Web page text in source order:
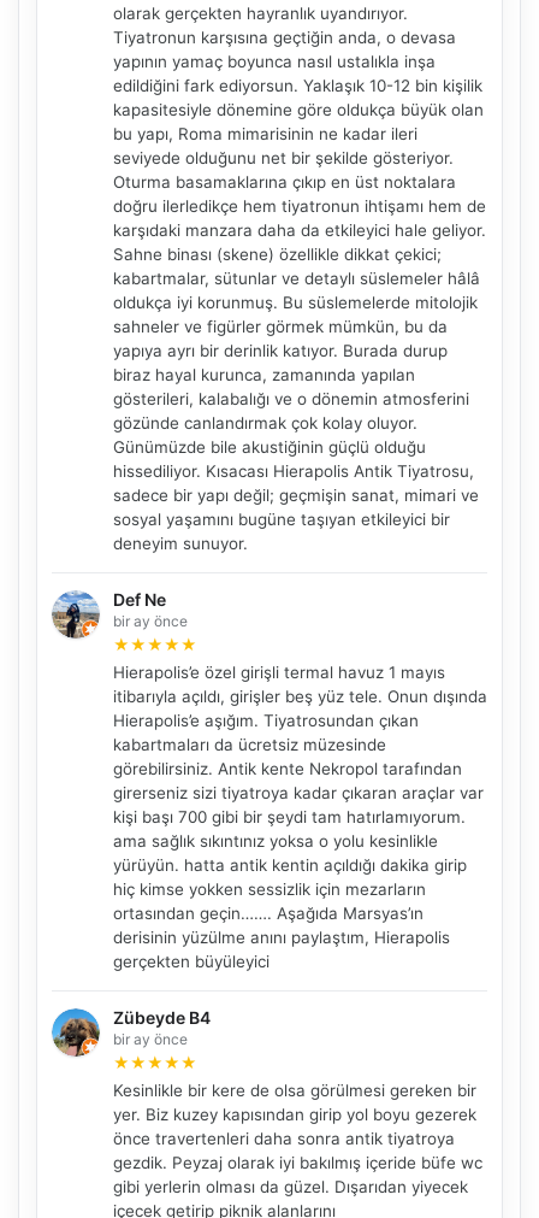
olarak gerçekten hayranlık uyandırıyor.
Tiyatronun karşısına geçtiğin anda, o devasa
yapının yamaç boyunca nasıl ustalıkla inşa
edildiğini fark ediyorsun. Yaklaşık 10-12 bin kişilik
kapasitesiyle dönemine göre oldukça büyük olan
bu yapı, Roma mimarisinin ne kadar ileri
seviyede olduğunu net bir şekilde gösteriyor.
Oturma basamaklarına çıkıp en üst noktalara
doğru ilerledikçe hem tiyatronun ihtişamı hem de
karşıdaki manzara daha da etkileyici hale geliyor.
Sahne binası (skene) özellikle dikkat çekici;
kabartmalar, sütunlar ve detaylı süslemeler hâlâ
oldukça iyi korunmuş. Bu süslemelerde mitolojik
sahneler ve figürler görmek mümkün, bu da
yapıya ayrı bir derinlik katıyor. Burada durup
biraz hayal kurunca, zamanında yapılan
gösterileri, kalabalığı ve o dönemin atmosferini
gözünde canlandırmak çok kolay oluyor.
Günümüzde bile akustiğinin güçlü olduğu
hissediliyor. Kısacası Hierapolis Antik Tiyatrosu,
sadece bir yapı değil; geçmişin sanat, mimari ve
sosyal yaşamını bugüne taşıyan etkileyici bir
deneyim sunuyor.
Def Ne
bir ay önce
★★★★★
Hierapolis’e özel girişli termal havuz 1 mayıs
itibarıyla açıldı, girişler beş yüz tele. Onun dışında
Hierapolis’e aşığım. Tiyatrosundan çıkan
kabartmaları da ücretsiz müzesinde
görebilirsiniz. Antik kente Nekropol tarafından
girerseniz sizi tiyatroya kadar çıkaran araçlar var
kişi başı 700 gibi bir şeydi tam hatırlamıyorum.
ama sağlık sıkıntınız yoksa o yolu kesinlikle
yürüyün. hatta antik kentin açıldığı dakika girip
hiç kimse yokken sessizlik için mezarların
ortasından geçin……. Aşağıda Marsyas’ın
derisinin yüzülme anını paylaştım, Hierapolis
gerçekten büyüleyici
Zübeyde B4
bir ay önce
★★★★★
Kesinlikle bir kere de olsa görülmesi gereken bir
yer. Biz kuzey kapısından girip yol boyu gezerek
önce travertenleri daha sonra antik tiyatroya
gezdik. Peyzaj olarak iyi bakılmış içeride büfe wc
gibi yerlerin olması da güzel. Dışarıdan yiyecek
içecek getirip piknik alanlarını
NBY Akıllı Asistan
AI kullanmadan, sitedeki gerçek yerlerle akıllı rota
🧭 Rehber ⭐ Popüler ✨ İlk kez gelen